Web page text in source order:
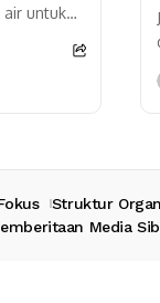
untuk
Struktur
Media